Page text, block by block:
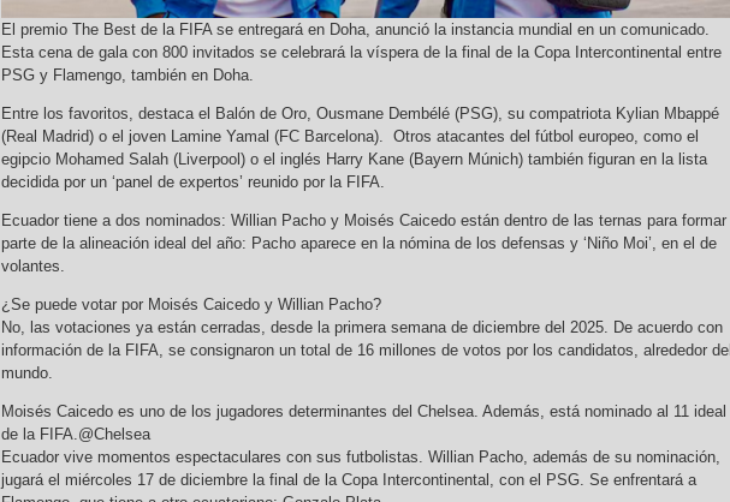
El premio The Best de la FIFA se entregará en Doha, anunció la instancia mundial en un comunicado.
Esta cena de gala con 800 invitados se celebrará la víspera de la final de la Copa Intercontinental entre
PSG y Flamengo, también en Doha.
Entre los favoritos, destaca el Balón de Oro, Ousmane Dembélé (PSG), su compatriota Kylian Mbappé
(Real Madrid) o el joven Lamine Yamal (FC Barcelona). Otros atacantes del fútbol europeo, como el
egipcio Mohamed Salah (Liverpool) o el inglés Harry Kane (Bayern Múnich) también figuran en la lista
decidida por un ‘panel de expertos’ reunido por la FIFA.
Ecuador tiene a dos nominados: Willian Pacho y Moisés Caicedo están dentro de las ternas para formar
parte de la alineación ideal del año: Pacho aparece en la nómina de los defensas y ‘Niño Moi’, en el de
volantes.
¿Se puede votar por Moisés Caicedo y Willian Pacho?
No, las votaciones ya están cerradas, desde la primera semana de diciembre del 2025. De acuerdo con
información de la FIFA, se consignaron un total de 16 millones de votos por los candidatos, alrededor
mundo.
Moisés Caicedo es uno de los jugadores determinantes del Chelsea. Además, está nominado al 11 ideal
de la FIFA.@Chelsea
Ecuador vive momentos espectaculares con sus futbolistas. Willian Pacho, además de su nominación,
jugará el miércoles 17 de diciembre la final de la Copa Intercontinental, con el PSG. Se enfrentará a